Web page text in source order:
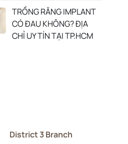
TRỒNG RĂNG IMPLANT
CÓ ĐAU KHÔNG? ĐỊA
CHỈ UY TÍN TẠI TP.HCM
District 3 Branch